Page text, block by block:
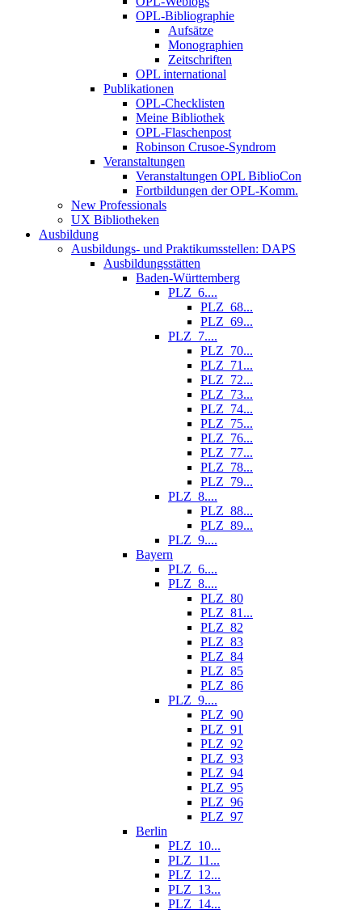
OPL-Bibliographie
Aufsätze
Monographien
Zeitschriften
OPL international
Publikationen
OPL-Checklisten
Meine Bibliothek
OPL-Flaschenpost
Robinson Crusoe-Syndrom
Veranstaltungen
Veranstaltungen OPL BiblioCon
Fortbildungen der OPL-Komm.
New Professionals
UX Bibliotheken
Ausbildung
Ausbildungs- und Praktikumsstellen: DAPS
Ausbildungsstätten
Baden-Württemberg
PLZ_6....
PLZ_68...
PLZ_69...
PLZ_7....
PLZ_70...
PLZ_71...
PLZ_72...
PLZ_73...
PLZ_74...
PLZ_75...
PLZ_76...
PLZ_77...
PLZ_78...
PLZ_79...
PLZ_8....
PLZ_88...
PLZ_89...
PLZ_9....
Bayern
PLZ_6....
PLZ_8....
PLZ_80
PLZ_81...
PLZ_82
PLZ_83
PLZ_84
PLZ_85
PLZ_86
PLZ_9....
PLZ_90
PLZ_91
PLZ_92
PLZ_93
PLZ_94
PLZ_95
PLZ_96
PLZ_97
Berlin
PLZ_10...
PLZ_11...
PLZ_12...
PLZ_13...
PLZ_14...